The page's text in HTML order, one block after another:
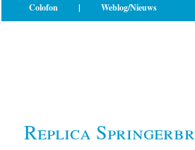
Colofon | Weblog/Nieuws
Replica